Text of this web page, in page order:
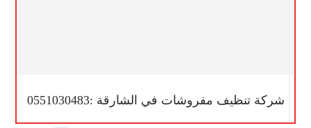
شركة تنظيف مفروشات في الشارقة :0551030483